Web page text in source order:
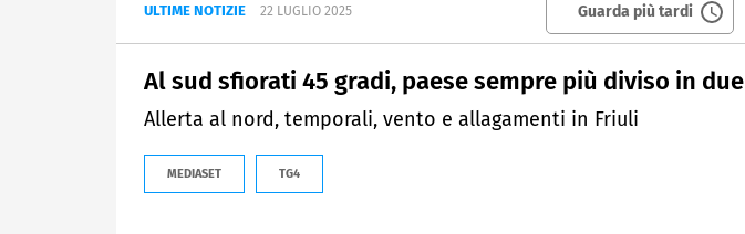
ULTIME NOTIZIE 22 LUGLIO 2025 Guarda più tardi
Al sud sfiorati 45 gradi, paese sempre più diviso in due
Allerta al nord, temporali, vento e allagamenti in Friuli
MEDIASET TG4